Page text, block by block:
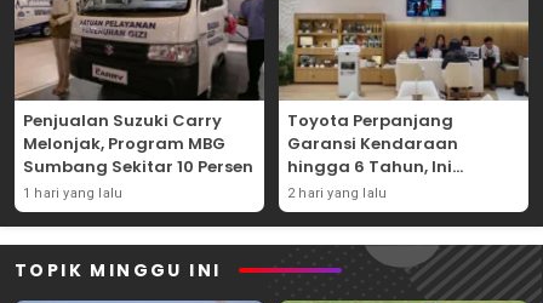
Penjualan Suzuki Carry
Melonjak, Program MBG
Sumbang Sekitar 10 Persen
1 hari yang lalu
Toyota Perpanjang
Garansi Kendaraan
hingga 6 Tahun, Ini
Syaratnya
2 hari yang lalu
TOPIK MINGGU INI